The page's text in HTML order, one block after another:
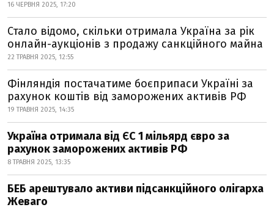
16 ЧЕРВНЯ 2025, 17:20
Стало відомо, скільки отримала Україна за рік
онлайн-аукціонів з продажу санкційного майна
22 ТРАВНЯ 2025, 12:55
Фінляндія постачатиме боєприпаси Україні за
рахунок коштів від заморожених активів РФ
19 ТРАВНЯ 2025, 14:35
Україна отримала від ЄС 1 мільярд євро за
рахунок заморожених активів РФ
8 ТРАВНЯ 2025, 13:35
БЕБ арештувало активи підсанкційного олігарха
Жеваго